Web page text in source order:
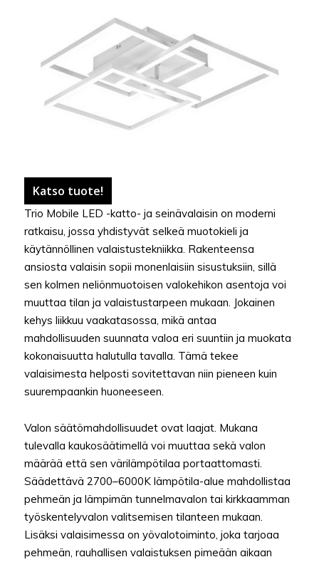
Katso tuote!
Trio Mobile LED -katto- ja seinävalaisin on moderni
ratkaisu, jossa yhdistyvät selkeä muotokieli ja
käytännöllinen valaistustekniikka. Rakenteensa
ansiosta valaisin sopii monenlaisiin sisustuksiin, sillä
sen kolmen neliönmuotoisen valokehikon asentoja voi
muuttaa tilan ja valaistustarpeen mukaan. Jokainen
kehys liikkuu vaakatasossa, mikä antaa
mahdollisuuden suunnata valoa eri suuntiin ja muokata
kokonaisuutta halutulla tavalla. Tämä tekee
valaisimesta helposti sovitettavan niin pieneen kuin
suurempaankin huoneeseen.
Valon säätömahdollisuudet ovat laajat. Mukana
tulevalla kaukosäätimellä voi muuttaa sekä valon
määrää että sen värilämpötilaa portaattomasti.
Säädettävä 2700–6000K lämpötila-alue mahdollistaa
pehmeän ja lämpimän tunnelmavalon tai kirkkaamman
työskentelyvalon valitsemisen tilanteen mukaan.
Lisäksi valaisimessa on yövalotoiminto, joka tarjoaa
pehmeän, rauhallisen valaistuksen pimeään aikaan